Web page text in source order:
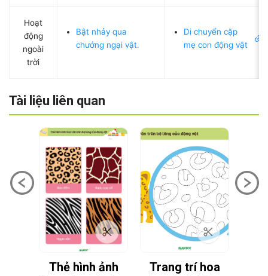
Hoạt
động
ngoài
trời
Bật nhảy qua
chướng ngại vật.
Di chuyển cặp
mẹ con động vật
Tài liệu liên quan
Thẻ hình ảnh
Trang trí hoa